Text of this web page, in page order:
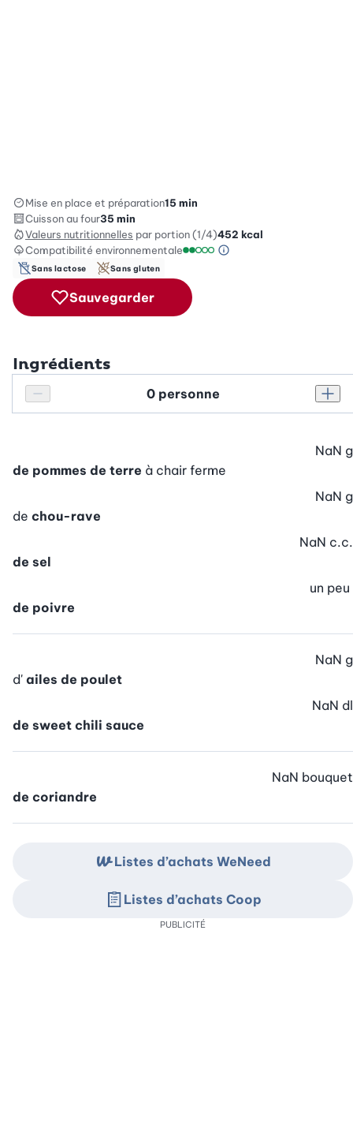
Mise en place et préparation15 min
Cuisson au four35 min
Valeurs nutritionnelles par portion (1/4)452 kcal
Compatibilité environnementale
Information sur
Sans lactose Sans gluten
Sauvegarder
Ingrédients
Réduire le nombre de personnes
Personnes
de pommes de terre à chair ferme
NaN g
de chou-rave
NaN g
de sel
NaN c.c.
de poivre
un peu
d' ailes de poulet
NaN g
de sweet chili sauce
NaN dl
de coriandre
NaN bouquet
Listes d’achats WeNeed
Listes d’achats Coop
PUBLICITÉ